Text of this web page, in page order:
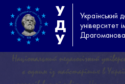
У
Д
У
Український
університет
Драгоманова